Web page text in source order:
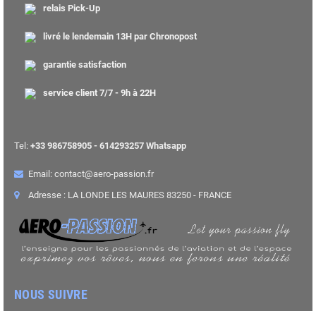
relais Pick-Up
livré le lendemain 13H par Chronopost
garantie satisfaction
service client 7/7 - 9h à 22H
Tel: +33 986758905 - 614293257 Whatsapp
Email: contact@aero-passion.fr
Adresse : LA LONDE LES MAURES 83250 - FRANCE
NOUS SUIVRE